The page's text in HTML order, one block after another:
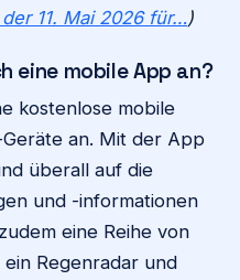
der 11. Mai 2026 für…)
eine mobile App an?
kostenlose mobile
an. Mit der App
überall auf die
und -informationen
eine Reihe von
Regenradar und